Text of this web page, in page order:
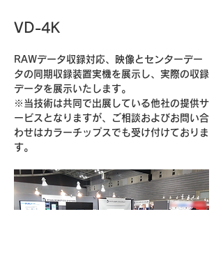
VD-4K
RAWデータ収録対応、映像とセンターデー
タの同期収録装置実機を展示し、実際の収録
データを展示いたします。
※当技術は共同で出展している他社の提供サ
ービスとなりますが、ご相談およびお問い合
わせはカラーチップスでも受け付けておりま
す。